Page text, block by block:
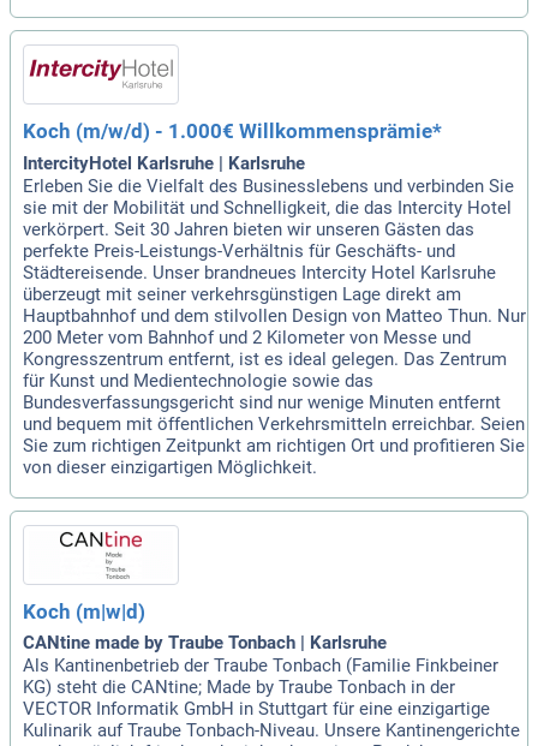
Koch (m/w/d) - 1.000€ Willkommensprämie*
IntercityHotel Karlsruhe | Karlsruhe
Erleben Sie die Vielfalt des Businesslebens und verbinden Sie
sie mit der Mobilität und Schnelligkeit, die das Intercity Hotel
verkörpert. Seit 30 Jahren bieten wir unseren Gästen das
perfekte Preis-Leistungs-Verhältnis für Geschäfts- und
Städtereisende. Unser brandneues Intercity Hotel Karlsruhe
überzeugt mit seiner verkehrsgünstigen Lage direkt am
Hauptbahnhof und dem stilvollen Design von Matteo Thun. Nur
200 Meter vom Bahnhof und 2 Kilometer von Messe und
Kongresszentrum entfernt, ist es ideal gelegen. Das Zentrum
für Kunst und Medientechnologie sowie das
Bundesverfassungsgericht sind nur wenige Minuten entfernt
und bequem mit öffentlichen Verkehrsmitteln erreichbar. Seien
Sie zum richtigen Zeitpunkt am richtigen Ort und profitieren Sie
von dieser einzigartigen Möglichkeit.
Koch (m|w|d)
CANtine made by Traube Tonbach | Karlsruhe
Als Kantinenbetrieb der Traube Tonbach (Familie Finkbeiner
KG) steht die CANtine; Made by Traube Tonbach in der
VECTOR Informatik GmbH in Stuttgart für eine einzigartige
Kulinarik auf Traube Tonbach-Niveau. Unsere Kantinengerichte